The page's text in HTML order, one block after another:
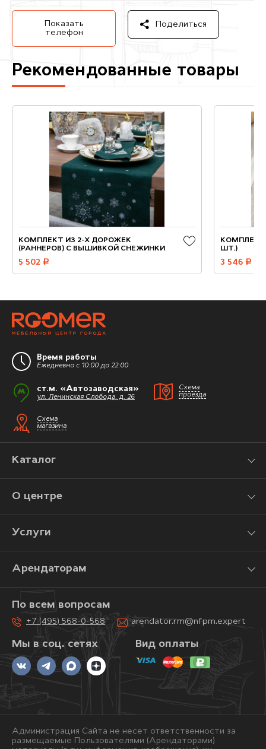
Показать
телефон
Поделиться
Рекомендованные товары
КОМПЛЕКТ ИЗ 2-Х ДОРОЖЕК
(РАННЕРОВ) С ВЫШИВКОЙ СНЕЖИНКИ
5 502 руб.
ШТ.)
3 546 руб.
Время работы
Ежедневно с 10:00 до 22:00
ст.м. «Автозаводская»
ул. Ленинская Слобода, д. 26
Схема
проезда
Схема
магазина
Каталог
О центре
Услуги
Арендаторам
Мы в соц. сетях
По всем вопросам
+7 (495) 568-0-568 arendator.rm@nfpm.expert
Вид оплаты
Администрация Сайта не несет ответственности за
размещаемые Пользователями (Арендаторами)